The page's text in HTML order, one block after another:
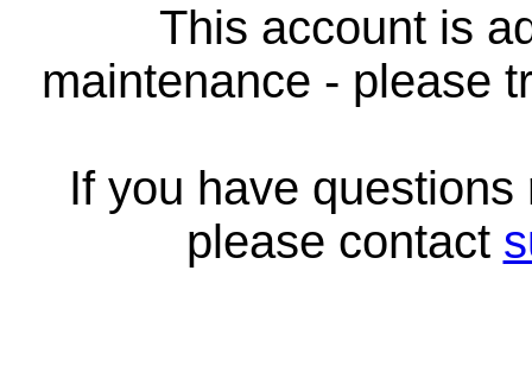
This account is
maintenance - please
If you have
please contact